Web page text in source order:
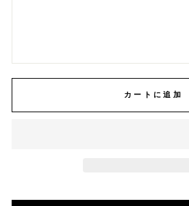
カートに追加